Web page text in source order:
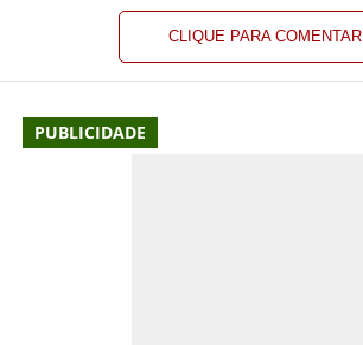
CLIQUE PARA COMENTAR
PUBLICIDADE